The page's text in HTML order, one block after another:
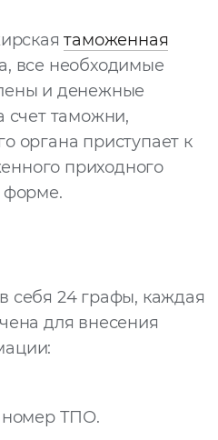
таможенная
все необходимые
и денежные
счет таможни,
органа приступает к
приходного
форме.
24 графы, каждая
для внесения
номер ТПО.